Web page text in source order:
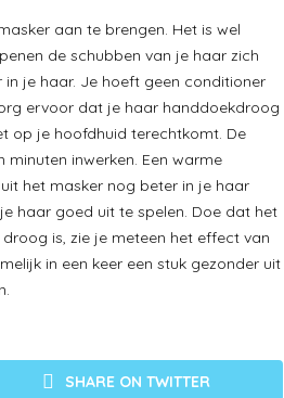
aan te brengen. Het is wel
de schubben van je haar zich
je haar. Je hoeft geen conditioner
ervoor dat je haar handdoekdroog
op je hoofdhuid terechtkomt. De
inwerken. Een warme
het masker nog beter in je haar
haar goed uit te spelen. Doe dat het
is, zie je meteen het effect van
in een keer een stuk gezonder uit
SHARE ON TWITTER